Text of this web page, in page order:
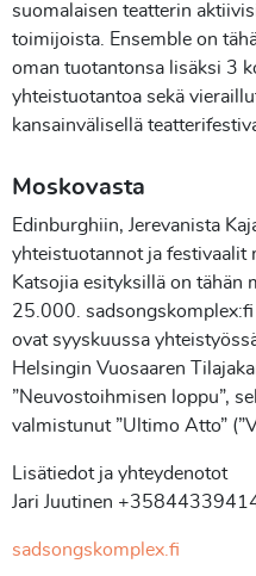
suomalaisen teatterin
toimijoista. Ensemble on
oman tuotantonsa lisäksi 3
yhteistuotantoa sekä
kansainvälisellä
Moskovasta
Edinburghiin, Jerevanista
yhteistuotannot ja festivaalit
Katsojia esityksillä on tähän
25.000.
ovat syyskuussa
Helsingin Vuosaaren
”Neuvostoihmisen loppu”,
valmistunut ”Ultimo Atto”
Lisätiedot ja yhteydenotot
Jari Juutinen
sadsongskomplex.fi